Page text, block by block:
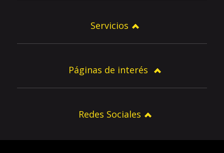
Servicios
Páginas de interés
Redes Sociales